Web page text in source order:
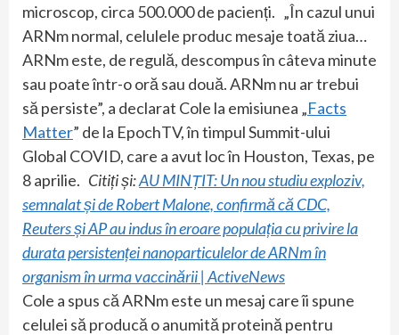
microscop, circa 500.000 de pacienți. „În cazul unui
ARNm normal, celulele produc mesaje toată ziua…
ARNm este, de regulă, descompus în câteva minute
sau poate într-o oră sau două. ARNm nu ar trebui
să persiste”, a declarat Cole la emisiunea „Facts
Matter” de la EpochTV, în timpul Summit-ului
Global COVID, care a avut loc în Houston, Texas, pe
8 aprilie. Citiți și:AU MINȚIT: Un nou studiu exploziv,
semnalat și de Robert Malone, confirmă că CDC,
Reuters și AP au indus în eroare populația cu privire la
durata persistenței nanoparticulelor de ARNm în
organism în urma vaccinării | ActiveNews
Cole a spus că ARNm este un mesaj care îi spune
celulei să producă o anumită proteină pentru